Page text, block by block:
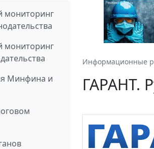
мониторинг
мониторинг
Минфина и
Информационные
ГАРАНТ.